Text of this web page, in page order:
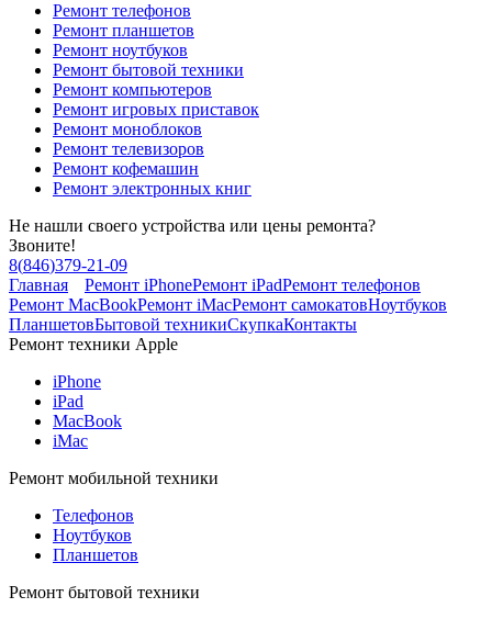
Ремонт телефонов
Ремонт планшетов
Ремонт ноутбуков
Ремонт бытовой техники
Ремонт компьютеров
Ремонт игровых приставок
Ремонт моноблоков
Ремонт телевизоров
Ремонт кофемашин
Ремонт электронных книг
Не нашли своего устройства или цены ремонта?
Звоните!
8(846)379-21-09
Главная
Ремонт iPhoneРемонт iPadРемонт телефонов
Ремонт MacBookРемонт iMacРемонт самокатовНоутбуков
ПланшетовБытовой техникиСкупкаКонтакты
Ремонт техники Apple
iPhone
iPad
MacBook
iMac
Ремонт мобильной техники
Телефонов
Ноутбуков
Планшетов
Ремонт бытовой техники